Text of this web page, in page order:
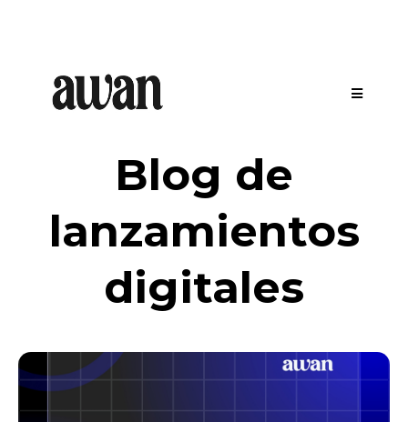
Blog de
lanzamientos
digitales